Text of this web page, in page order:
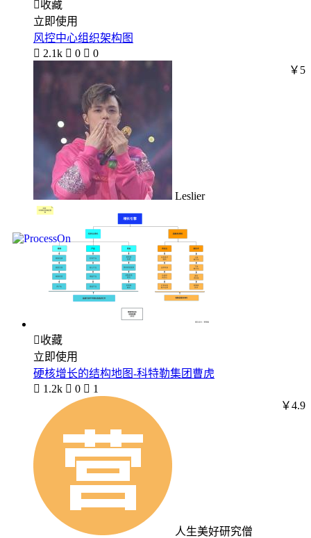
收藏
立即使用
风控中心组织架构图
 2.1k  0  0
Leslier
￥5
收藏
立即使用
硬核增长的结构地图-科特勒集团曹虎
 1.2k  0  1
人生美好研究僧
￥4.9